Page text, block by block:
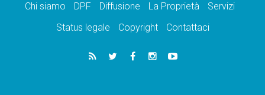
Chi siamo DPF Diffusione La Proprietà
Servizi
Status legale
Copyright Contattaci